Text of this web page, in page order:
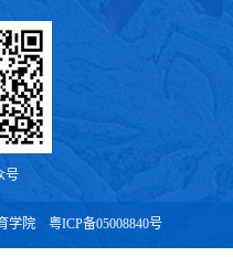
号
学院 粤ICP备05008840号